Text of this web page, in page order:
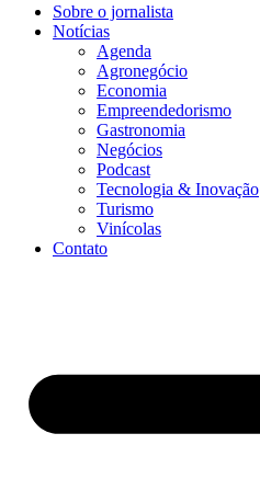
Sobre o jornalista
Notícias
Agenda
Agronegócio
Economia
Empreendedorismo
Gastronomia
Negócios
Podcast
Tecnologia & Inovação
Turismo
Vinícolas
Contato